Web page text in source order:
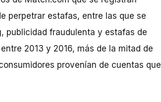
perpetrar estafas, entre las que se
publicidad fraudulenta y estafas de
2013 y 2016, más de la mitad de
provenían de cuentas que